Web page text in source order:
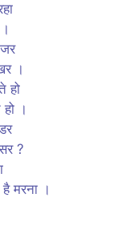
।
हो
।
?
मरना ।